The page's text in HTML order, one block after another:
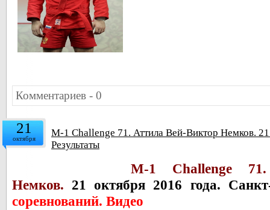
Комментариев - 0
21
октября
M-1 Challenge 71. Аттила Вей-Виктор Немков. 21
Результаты
M-1 Challenge
Немков. 21 октября 2016 года.
соревнований. Видео